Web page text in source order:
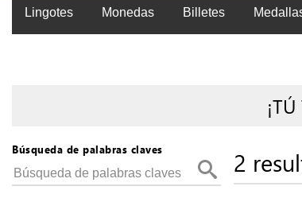
Lingotes Monedas Billetes
Búsqueda de palabras claves 2